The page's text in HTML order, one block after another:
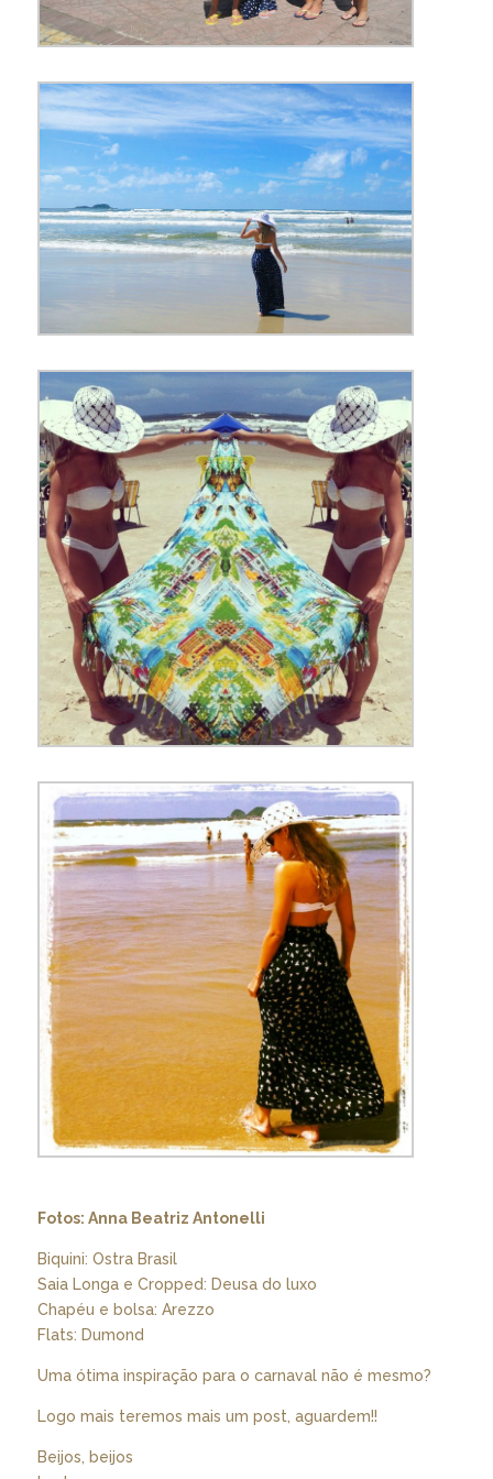
Fotos: Anna Beatriz Antonelli
Biquini: Ostra Brasil
Saia Longa e Cropped: Deusa do luxo
Chapéu e bolsa: Arezzo
Flats: Dumond
Uma ótima inspiração para o carnaval não é mesmo?
Logo mais teremos mais um post, aguardem!!
Beijos, beijos